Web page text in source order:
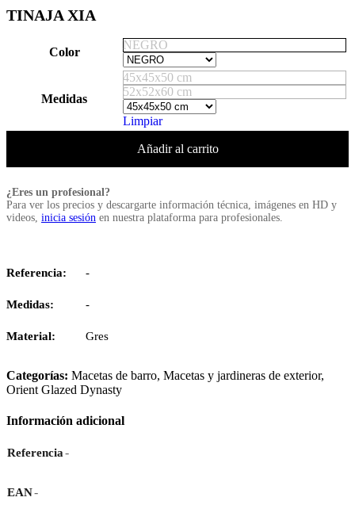
TINAJA XIA
Color
NEGRO
Medidas
45x45x50 cm
52x52x60 cm
Limpiar
Añadir al carrito
¿Eres un profesional?
Para ver los precios y descargarte información técnica, imágenes en HD y
videos, inicia sesión en nuestra plataforma para profesionales.
Referencia: -
Medidas: -
Material: Gres
Categorías: Macetas de barro, Macetas y jardineras de exterior,
Orient Glazed Dynasty
Información adicional
Referencia-
EAN-